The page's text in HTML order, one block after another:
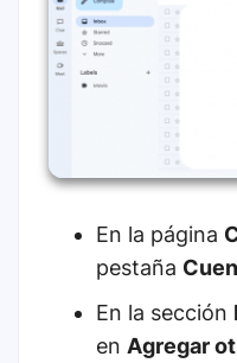
En la página
pestaña
En la sección
en Agregar